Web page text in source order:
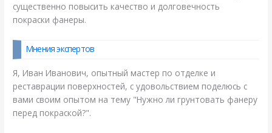
существенно повысить качество и долговечность
покраски фанеры.
Мнения экспертов
Я, Иван Иванович, опытный мастер по отделке и
реставрации поверхностей, с удовольствием поделюсь с
вами своим опытом на тему "Нужно ли грунтовать фанеру
перед покраской?".